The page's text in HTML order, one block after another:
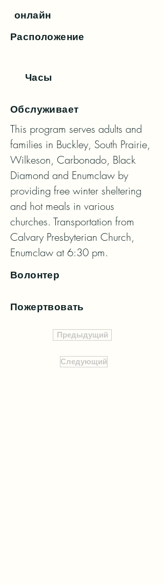
онлайн
Расположение
Часы
Обслуживает
This program serves adults and
families in Buckley, South Prairie,
Wilkeson, Carbonado, Black
Diamond and Enumclaw by
providing free winter sheltering
and hot meals in various
churches. Transportation from
Calvary Presbyterian Church,
Enumclaw at 6:30 pm.
Волонтер
Пожертвовать
Предыдущий
Следующий